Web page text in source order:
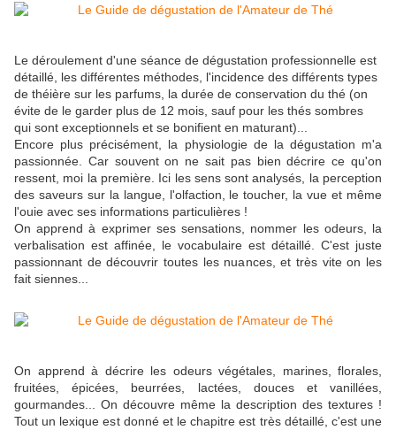
Le déroulement d'une séance de dégustation professionnelle est
détaillé, les différentes méthodes, l'incidence des différents types
de théière sur les parfums, la durée de conservation du thé (on
évite de le garder plus de 12 mois, sauf pour les thés sombres
qui sont exceptionnels et se bonifient en maturant)...
Encore plus précisément, la physiologie de la dégustation m'a
passionnée. Car souvent on ne sait pas bien décrire ce qu'on
ressent, moi la première. Ici les sens sont analysés, la perception
des saveurs sur la langue, l'olfaction, le toucher, la vue et même
l'ouie avec ses informations particulières !
On apprend à exprimer ses sensations, nommer les odeurs, la
verbalisation est affinée, le vocabulaire est détaillé. C'est juste
passionnant de découvrir toutes les nuances, et très vite on les
fait siennes...
On apprend à décrire les odeurs végétales, marines, florales,
fruitées, épicées, beurrées, lactées, douces et vanillées,
gourmandes... On découvre même la description des textures !
Tout un lexique est donné et le chapitre est très détaillé, c'est une